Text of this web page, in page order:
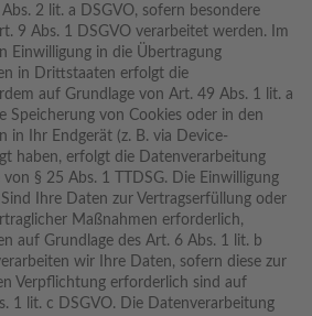
2 lit. a DSGVO, sofern besondere
9 Abs. 1 DSGVO verarbeitet werden. Im
Einwilligung in die Übertragung
in Drittstaaten erfolgt die
auf Grundlage von Art. 49 Abs. 1 lit. a
Speicherung von Cookies oder in den
Ihr Endgerät (z. B. via Device-
haben, erfolgt die Datenverarbeitung
§ 25 Abs. 1 TTDSG. Die Einwilligung
Ihre Daten zur Vertragserfüllung oder
Maßnahmen erforderlich,
auf Grundlage des Art. 6 Abs. 1 lit. b
wir Ihre Daten, sofern diese zur
Verpflichtung erforderlich sind auf
1 lit. c DSGVO. Die Datenverarbeitung